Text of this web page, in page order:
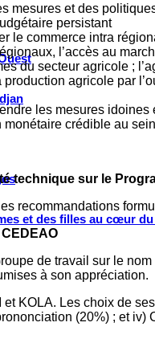
et des filles au cœur
mesures et des
persistant
le commerce intra
l’accès au
du secteur agricole ;
agricole par
les mesures
crédible au
technique sur le
recommandations
de travail sur le
à son appréciation.
et KOLA. Les choix de
(20%) ; et